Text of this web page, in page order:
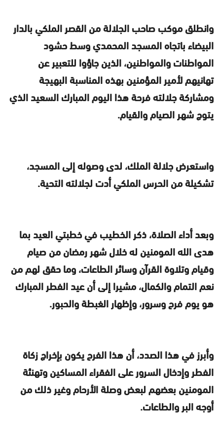
وانطلق موكب صاحب الجلالة من القصر الملكي بالدار
البيضاء باتجاه المسجد المحمدي وسط حشود
المواطنات والمواطنين، الذين جاؤوا للتعبير عن
تهانيهم لأمير المؤمنين بهذه المناسبة البهيجة
ومشاركة جلالته فرحة هذا اليوم المبارك السعيد الذي
يتوج شهر الصيام والقيام.
واستعرض جلالة الملك، لدى وصوله إلى المسجد،
تشكيلة من الحرس الملكي أدت لجلالته التحية.
وبعد أداء الصلاة، ذكر الخطيب في خطبتي العيد بما
هدى الله المومنين له خلال شهر رمضان من صيام
وقيام وتلاوة القرآن وسائر الطاعات، وما حقق لهم من
نعم التمام والكمال، مشيرا إلى أن عيد الفطر المبارك
هو يوم فرح وسرور، وإظهار الغبطة والحبور.
وأبرز في هذا الصدد، أن هذا الفرح يكون بإخراج زكاة
الفطر وإدخال السرور على الفقراء المساكين وتهنئة
المومنين بعضهم لبعض وصلة الأرحام وغير ذلك من
أوجه البر والطاعات.